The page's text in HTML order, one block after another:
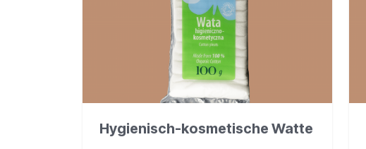
Hygienisch-kosmetische Watte